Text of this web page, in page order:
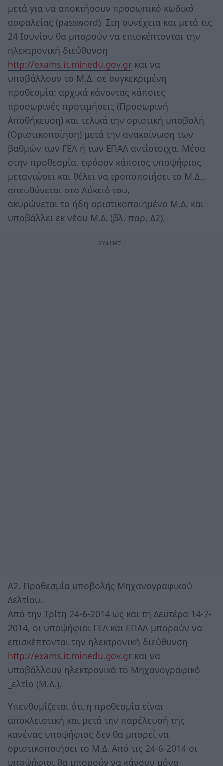
μετά για να αποκτήσουν προσωπικό κωδικό
ασφαλείας (password). Στη συνέχεια και μετά τις
24 Ιουνίου θα μπορούν να επισκέπτονται την
ηλεκτρονική διεύθυνση
http://exams.it.minedu.gov.gr και να
υποβάλλουν το Μ.Δ. σε συγκεκριμένη
προθεσμία: αρχικά κάνοντας κάποιες
προσωρινές προτιμήσεις (Προσωρινή
Αποθήκευση) και τελικά την οριστική υποβολή
(Οριστικοποίηση) μετά την ανακοίνωση των
βαθμών των ΓΕΛ ή των ΕΠΑΛ αντίστοιχα. Μέσα
στην προθεσμία, εφόσον κάποιος υποψήφιος
μετανιώσει και θέλει να τροποποιήσει το Μ.Δ.,
απευθύνεται στο Λύκειό του,
ακυρώνεται το ήδη οριστικοποιημένο Μ.Δ. και
υποβάλλει εκ νέου Μ.Δ. (βλ. παρ. Δ2).
Α2. Προθεσμία υποβολής Μηχανογραφικού
Δελτίου.
Από την Τρίτη 24-6-2014 ως και τη Δευτέρα 14-7-
2014, οι υποψήφιοι ΓΕΛ και ΕΠΑΛ μπορούν να
επισκέπτονται την ηλεκτρονική διεύθυνση
http://exams.it.minedu.gov.gr και να
υποβάλλουν ηλεκτρονικά το Μηχανογραφικό
_ελτίο (Μ.Δ.).
Υπενθυμίζεται ότι η προθεσμία είναι
αποκλειστική και μετά την παρέλευσή της
κανένας υποψήφιος δεν θα μπορεί να
οριστικοποιήσει το Μ.Δ. Από τις 24-6-2014 οι
υποψήφιοι θα μπορούν να κάνουν μόνο